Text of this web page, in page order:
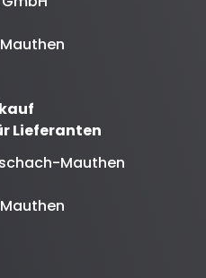
Lieferanten
Mauthen